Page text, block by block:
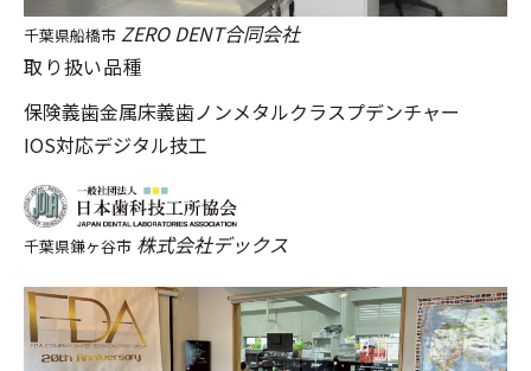
千葉県船橋市 ZERO DENT合同会社
取り扱い品種
保険義歯金属床義歯ノンメタルクラスプデンチャー
IOS対応デジタル技工
千葉県鎌ヶ谷市 株式会社デックス